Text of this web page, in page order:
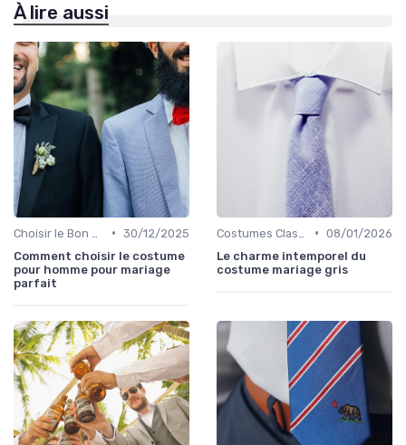
À lire aussi
• 30/12/2025
Comment choisir le costume
pour homme pour mariage
parfait
• 08/01/2026
Le charme intemporel du
costume mariage gris